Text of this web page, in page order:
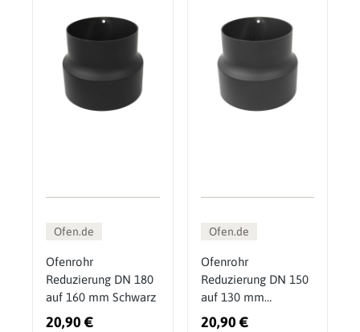
Ofen.de
Ofenrohr
Reduzierung DN 180
auf 160 mm Schwarz
20,90 €
Ofen.de
Ofenrohr
Reduzierung DN 150
auf 130 mm
Gussgrau
20,90 €